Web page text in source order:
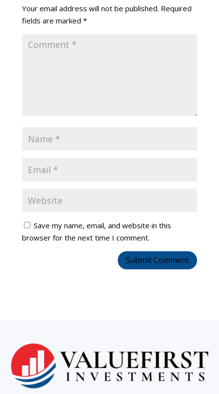
Your email address will not be published. Required
fields are marked *
Save my name, email, and website in this
browser for the next time I comment.